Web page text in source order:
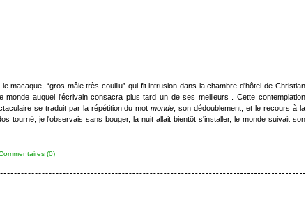
macaque, “gros mâle très couillu” qui fit intrusion dans la chambre d'hôtel de Christian
monde auquel l'écrivain consacra plus tard un de ses meilleurs . Cette contemplation
se traduit par la répétition du motmonde , son dédoublement, et le recours à la
tourné, je l'observais sans bouger, la nuit allait bientôt s'installer, le monde suivait son
(0)